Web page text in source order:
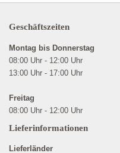
Geschäftszeiten
Montag bis Donnerstag
08:00 Uhr - 12:00 Uhr
13:00 Uhr - 17:00 Uhr
Freitag
08:00 Uhr - 12:00 Uhr
Lieferinformationen
Lieferländer